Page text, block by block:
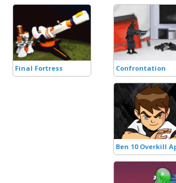
Final Fortress Confrontation
Ben 10 Overkill